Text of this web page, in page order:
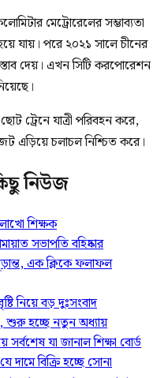
মেট্রোরেলের সম্ভাব্যতা
যায়। পরে ২০২১ সালে চীনের
দেয়। এখন সিটি করপোরেশন
ট্রেনে যাত্রী পরিবহন করে,
এড়িয়ে চলাচল নিশ্চিত করে।
নিউজ
শিক্ষক
সভাপতি বহিষ্কার
এক ক্লিকে ফলাফল
নিয়ে বড় দুঃসংবাদ
শুরু হচ্ছে নতুন অধ্যায়
যা জানাল শিক্ষা বোর্ড
বিক্রি হচ্ছে সোনা